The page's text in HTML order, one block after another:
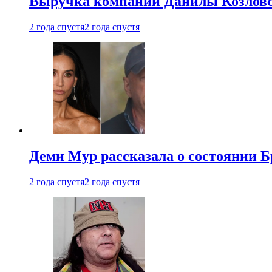
2 года спустя2 года спустя
Деми Мур рассказала о состоянии
2 года спустя2 года спустя